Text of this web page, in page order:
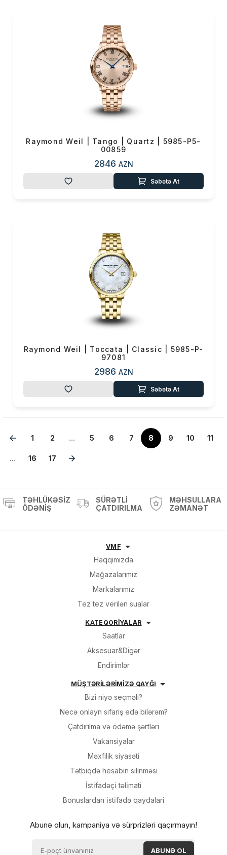
Raymond Weil | Tango | Quartz | 5985-P5-
00859
2846 AZN
Səbətə At
Raymond Weil | Toccata | Classic | 5985-P-
97081
2986 AZN
Səbətə At
1 2 ... 5 6 7 8 9 10 11
... 16 17
TƏHLÜKƏSIZ
ÖDƏNIŞ
SÜRƏTLI
ÇATDIRILMA
MƏHSULLARA
ZƏMANƏT
VMF
Haqqımızda
Mağazalarımız
Markalarımız
Tez tez verilən sualar
KATEQORİYALAR
Saatlar
Aksesuar&Digər
Endirimlər
MÜŞTƏRİLƏRİMİZƏ QAYĞI
Bizi niyə seçməli?
Necə onlayn sifariş edə bilərəm?
Çatdırılma və ödəmə şərtləri
Vakansiyalar
Məxfilik siyasəti
Tətbiqdə hesabın silinməsi
İsti̇fadəçi̇ təli̇mati
Bonuslardan i̇sti̇fadə qaydalari
Abunə olun, kampaniya və sürprizləri qaçırmayın!